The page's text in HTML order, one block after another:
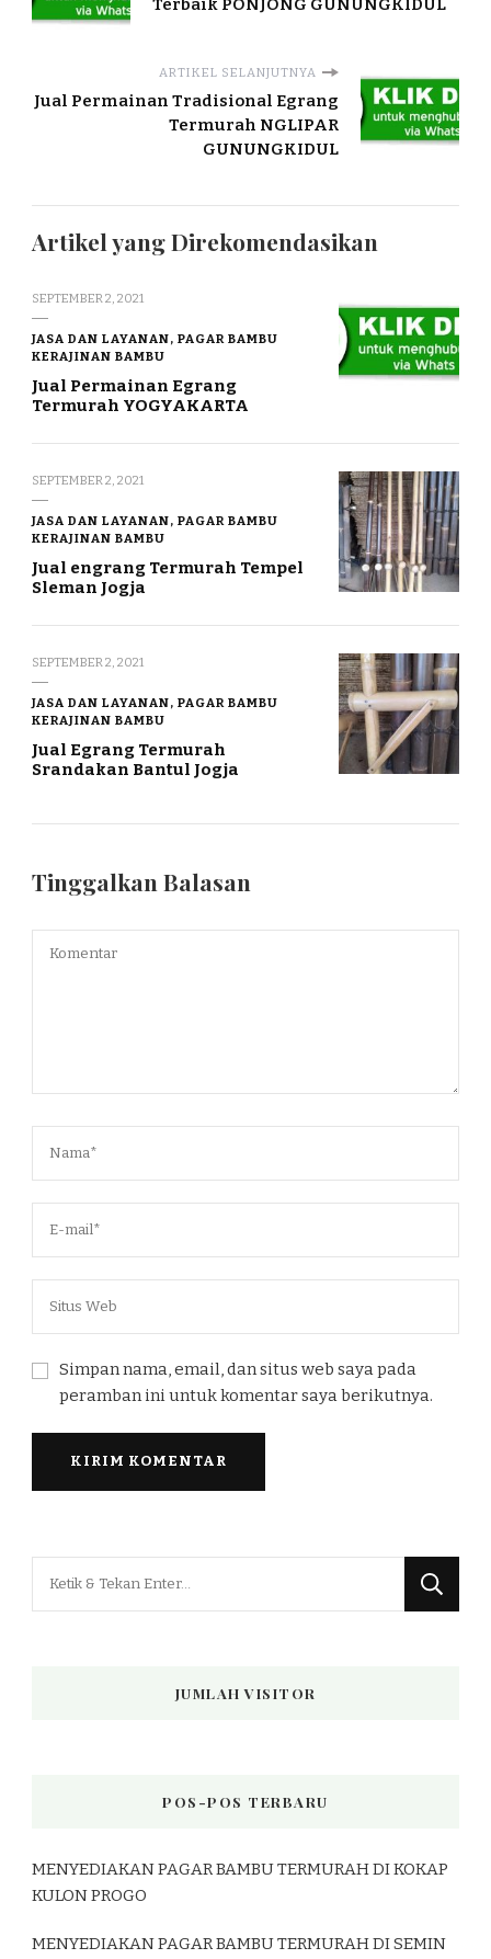
Terbaik PONJONG GUNUNGKIDUL
ARTIKEL SELANJUTNYA
Jual Permainan Tradisional Egrang
Termurah NGLIPAR
GUNUNGKIDUL
Artikel yang Direkomendasikan
SEPTEMBER 2, 2021
JASA DAN LAYANAN, PAGAR BAMBU
KERAJINAN BAMBU
Jual Permainan Egrang
Termurah YOGYAKARTA
SEPTEMBER 2, 2021
JASA DAN LAYANAN, PAGAR BAMBU
KERAJINAN BAMBU
Jual engrang Termurah Tempel
Sleman Jogja
SEPTEMBER 2, 2021
JASA DAN LAYANAN, PAGAR BAMBU
KERAJINAN BAMBU
Jual Egrang Termurah
Srandakan Bantul Jogja
Tinggalkan Balasan
Simpan nama, email, dan situs web saya pada
peramban ini untuk komentar saya berikutnya.
JUMLAH VISITOR
POS-POS TERBARU
MENYEDIAKAN PAGAR BAMBU TERMURAH DI KOKAP
KULON PROGO
MENYEDIAKAN PAGAR BAMBU TERMURAH DI SEMIN